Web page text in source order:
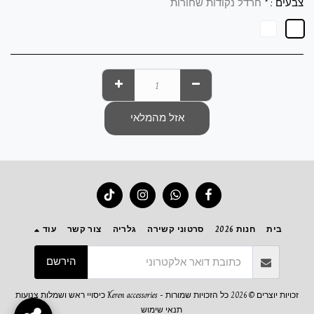
אזל מהמלאי
בית חנות 2026 סרטוני קשירה גלריה צור קשר עוד
הירשם
זכויות יוצרים © 2026 כל הזכויות שמורות -
Keren accessories כיסויי ראש ושמלות צנועות
תנאי שימוש